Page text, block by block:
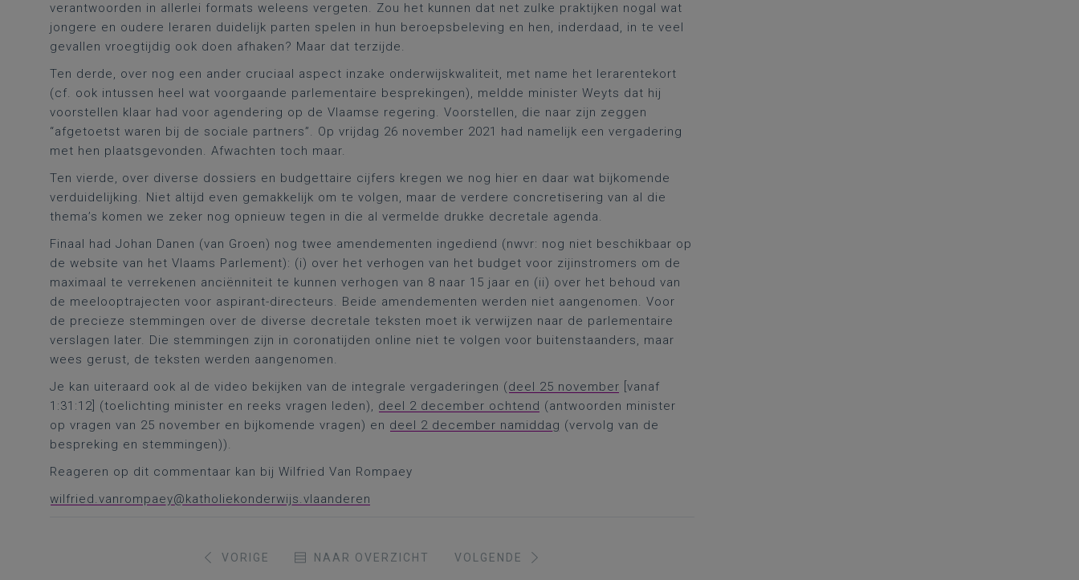
verantwoorden in allerlei formats weleens vergeten. Zou het kunnen dat net zulke praktijken nogal wat
jongere en oudere leraren duidelijk parten spelen in hun beroepsbeleving en hen, inderdaad, in te veel
gevallen vroegtijdig ook doen afhaken? Maar dat terzijde.
Ten derde, over nog een ander cruciaal aspect inzake onderwijskwaliteit, met name het lerarentekort
(cf. ook intussen heel wat voorgaande parlementaire besprekingen), meldde minister Weyts dat hij
voorstellen klaar had voor agendering op de Vlaamse regering. Voorstellen, die naar zijn zeggen
“afgetoetst waren bij de sociale partners”. Op vrijdag 26 november 2021 had namelijk een vergadering
met hen plaatsgevonden. Afwachten toch maar.
Ten vierde, over diverse dossiers en budgettaire cijfers kregen we nog hier en daar wat bijkomende
verduidelijking. Niet altijd even gemakkelijk om te volgen, maar de verdere concretisering van al die
thema’s komen we zeker nog opnieuw tegen in die al vermelde drukke decretale agenda.
Finaal had Johan Danen (van Groen) nog twee amendementen ingediend (nwvr: nog niet beschikbaar op
de website van het Vlaams Parlement): (i) over het verhogen van het budget voor zijinstromers om de
maximaal te verrekenen anciënniteit te kunnen verhogen van 8 naar 15 jaar en (ii) over het behoud van
de meelooptrajecten voor aspirant-directeurs. Beide amendementen werden niet aangenomen. Voor
de precieze stemmingen over de diverse decretale teksten moet ik verwijzen naar de parlementaire
verslagen later. Die stemmingen zijn in coronatijden online niet te volgen voor buitenstaanders, maar
wees gerust, de teksten werden aangenomen.
Je kan uiteraard ook al de video bekijken van de integrale vergaderingen (deel 25 november [vanaf
1:31:12] (toelichting minister en reeks vragen leden), deel 2 december ochtend (antwoorden minister
op vragen van 25 november en bijkomende vragen) en deel 2 december namiddag (vervolg van de
bespreking en stemmingen)).
Reageren op dit commentaar kan bij Wilfried Van Rompaey
wilfried.vanrompaey@katholiekonderwijs.vlaanderen
VORIGE NAAR OVERZICHT VOLGENDE